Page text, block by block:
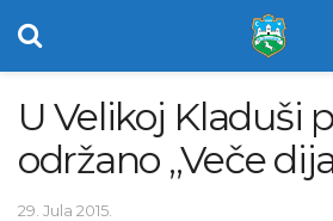
U Velikoj Kladuši
održano „Veče
29. Jula 2015.